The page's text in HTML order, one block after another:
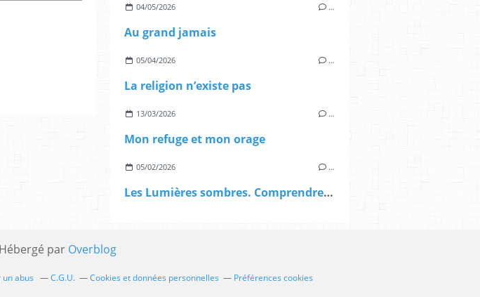
04/05/2026 …
Au grand jamais
05/04/2026 …
La religion n’existe pas
13/03/2026 …
Mon refuge et mon orage
05/02/2026 …
Les Lumières sombres. Comprendre la pensée néoréactionnaire.
par Overblog
abus C.G.U. Cookies et données personnelles Préférences cookies